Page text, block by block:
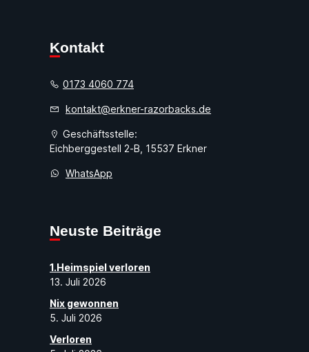
Kontakt
0173 4060 774
kontakt@erkner-razorbacks.de
Geschäftsstelle:
Eichberggestell 2-B, 15537 Erkner
WhatsApp
Neuste Beiträge
1.Heimspiel verloren
13. Juli 2026
Nix gewonnen
5. Juli 2026
Verloren